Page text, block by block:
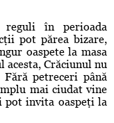
în perioada
pot părea bizare,
oaspete la masa
acesta, Crăciunul nu
petreceri până
mai ciudat vine
pot invita oaspeţi la